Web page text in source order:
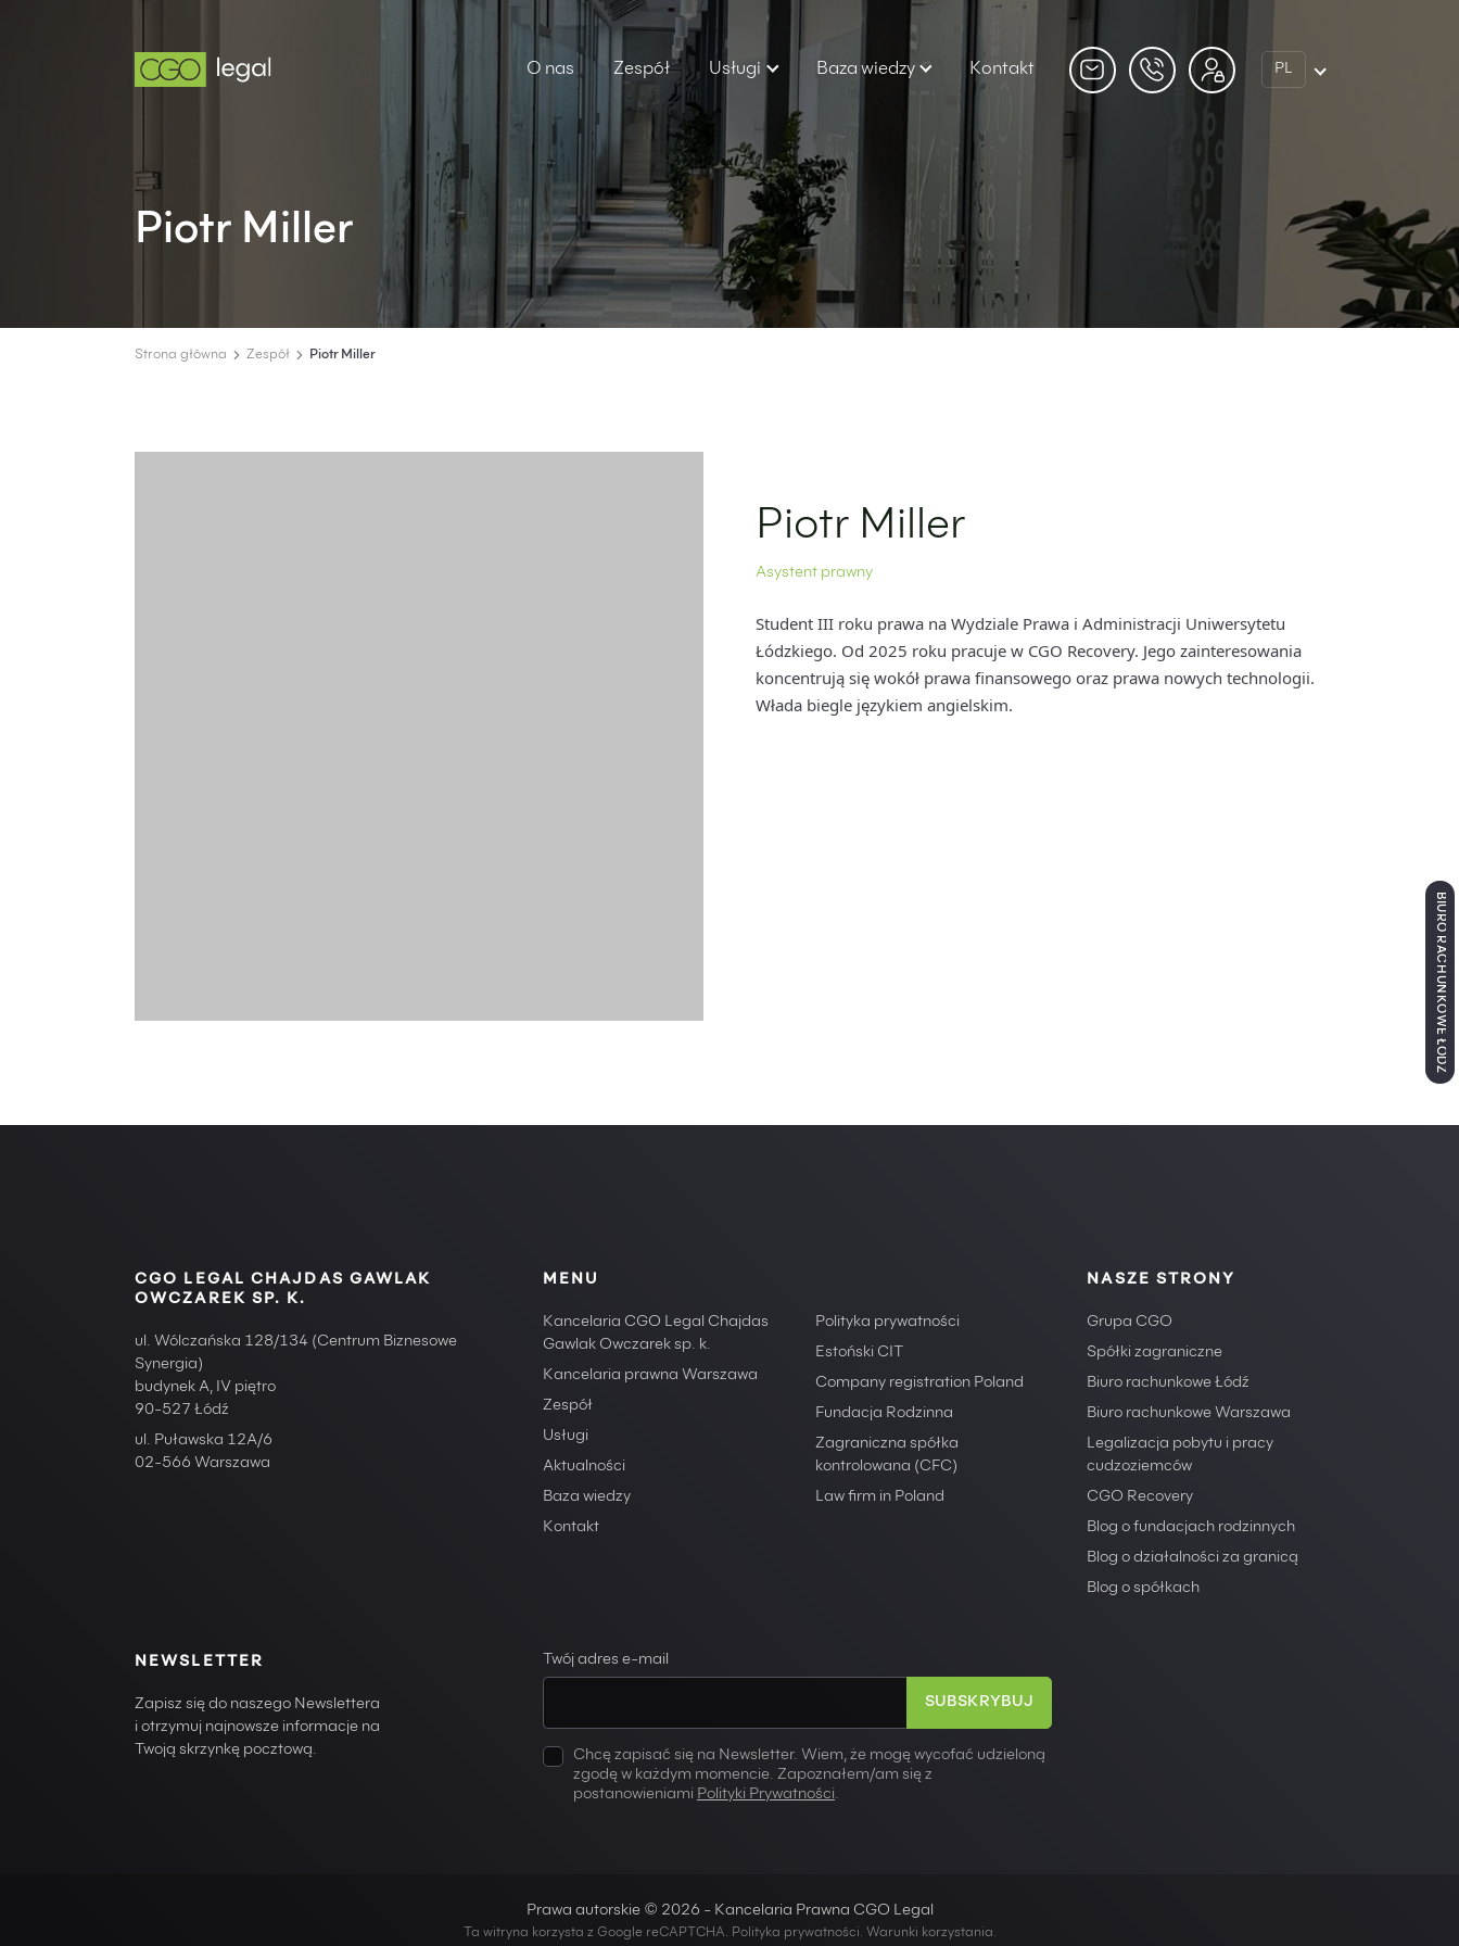
O nas Zespół Usługi Baza wiedzy Kontakt PL
Piotr Miller
Strona główna Zespół Piotr Miller
Piotr Miller
Asystent prawny
Student III roku prawa na Wydziale Prawa i Administracji Uniwersytetu
Łódzkiego. Od 2025 roku pracuje w CGO Recovery. Jego zainteresowania
koncentrują się wokół prawa finansowego oraz prawa nowych technologii.
Włada biegle językiem angielskim.
CGO LEGAL CHAJDAS GAWLAK
OWCZAREK SP. K.
ul. Wólczańska 128/134 (Centrum Biznesowe
Synergia)
budynek A, IV piętro
90-527 Łódź
ul. Puławska 12A/6
02-566 Warszawa
MENU
Kancelaria CGO Legal Chajdas
Gawlak Owczarek sp. k.
Kancelaria prawna Warszawa
Zespół
Usługi
Aktualności
Baza wiedzy
Kontakt
Polityka prywatności
Estoński CIT
Company registration Poland
Fundacja Rodzinna
Zagraniczna spółka
kontrolowana (CFC)
Law firm in Poland
NASZE STRONY
Grupa CGO
Spółki zagraniczne
Biuro rachunkowe Łódź
Biuro rachunkowe Warszawa
Legalizacja pobytu i pracy
cudzoziemców
CGO Recovery
Blog o fundacjach rodzinnych
Blog o działalności za granicą
Blog o spółkach
NEWSLETTER
Zapisz się do naszego Newslettera
i otrzymuj najnowsze informacje na
Twoją skrzynkę pocztową.
Twój adres e-mail
Chcę zapisać się na Newsletter. Wiem, że mogę wycofać udzieloną
zgodę w każdym momencie. Zapoznałem/am się z
postanowieniami Polityki Prywatności.
Prawa autorskie © 2026 - Kancelaria Prawna CGO Legal
Ta witryna korzysta z Google reCAPTCHA. Polityka prywatności. Warunki korzystania.
BIURO RACHUNKOWE ŁÓDŹ